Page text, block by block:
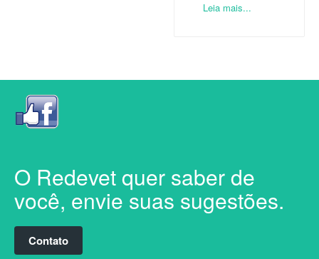
Leia mais...
O Redevet quer saber de
você, envie suas sugestões.
Contato